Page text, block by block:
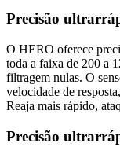
Precisão
O HERO oferece
toda a faixa de 200 a
filtragem nulas. O
velocidade de
Reaja mais rápido,
Precisão